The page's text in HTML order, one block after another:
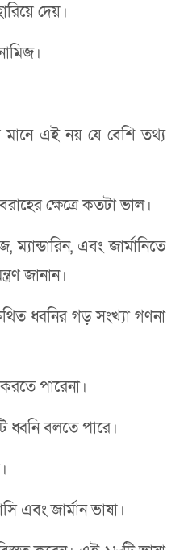
দেয়।
এই নয় যে বেশি তথ্য
ক্ষেত্রে কতটা ভাল।
এবং জার্মানিতে
জানান।
ধ্বনির গড় সংখ্যা গণনা
পারেনা।
ধ্বনি বলতে পারে।
এবং জার্মান ভাষা।